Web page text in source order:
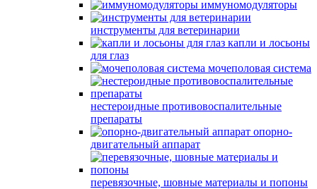
иммуномодуляторы
инструменты для ветеринарии
капли и лосьоны
для глаз
мочеполовая система
нестероидные противовоспалительные
препараты
опорно-
двигательный аппарат
перевязочные, шовные материалы и попоны